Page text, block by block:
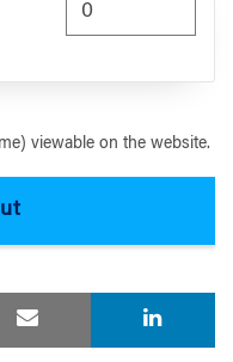
viewable on the website.